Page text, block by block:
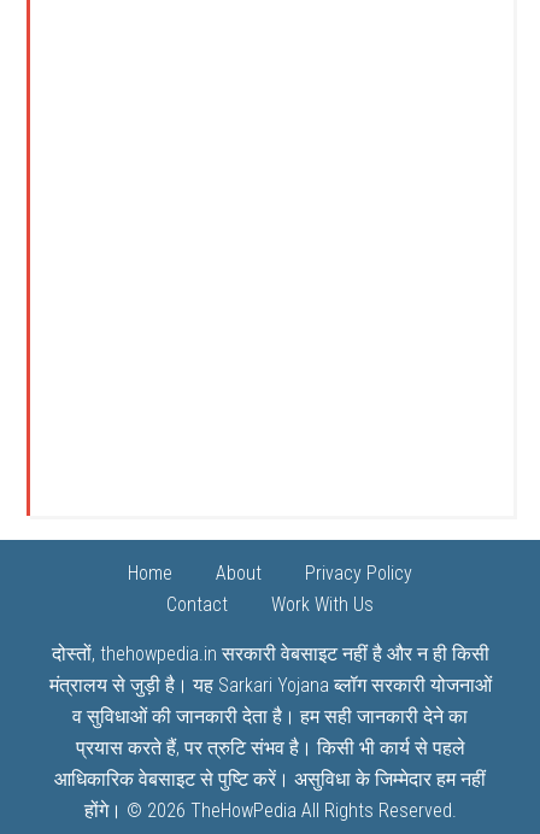
Home About
Privacy Policy
Contact
Work With Us
दोस्तों, thehowpedia.in सरकारी वेबसाइट नहीं है और न ही किसी
मंत्रालय से जुड़ी है। यह Sarkari Yojana ब्लॉग सरकारी योजनाओं
व सुविधाओं की जानकारी देता है। हम सही जानकारी देने का
प्रयास करते हैं, पर त्रुटि संभव है। किसी भी कार्य से पहले
आधिकारिक वेबसाइट से पुष्टि करें। असुविधा के जिम्मेदार हम नहीं
होंगे। © 2026 TheHowPedia All Rights Reserved.